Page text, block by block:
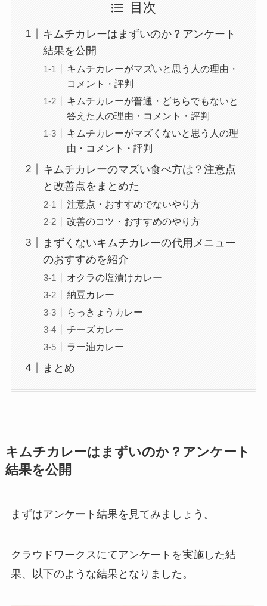
目次
キムチカレーはまずいのか？アンケート
結果を公開
キムチカレーがマズいと思う人の理由・
コメント・評判
キムチカレーが普通・どちらでもないと
答えた人の理由・コメント・評判
キムチカレーがマズくないと思う人の理
由・コメント・評判
キムチカレーのマズい食べ方は？注意点
と改善点をまとめた
注意点・おすすめでないやり方
改善のコツ・おすすめのやり方
まずくないキムチカレーの代用メニュー
のおすすめを紹介
オクラの塩漬けカレー
納豆カレー
らっきょうカレー
チーズカレー
ラー油カレー
まとめ
キムチカレーはまずいのか？アンケート
結果を公開
まずはアンケート結果を見てみましょう。
クラウドワークスにてアンケートを実施した結
果、以下のような結果となりました。